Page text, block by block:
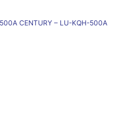
CENTURY – LU-KQH-500A